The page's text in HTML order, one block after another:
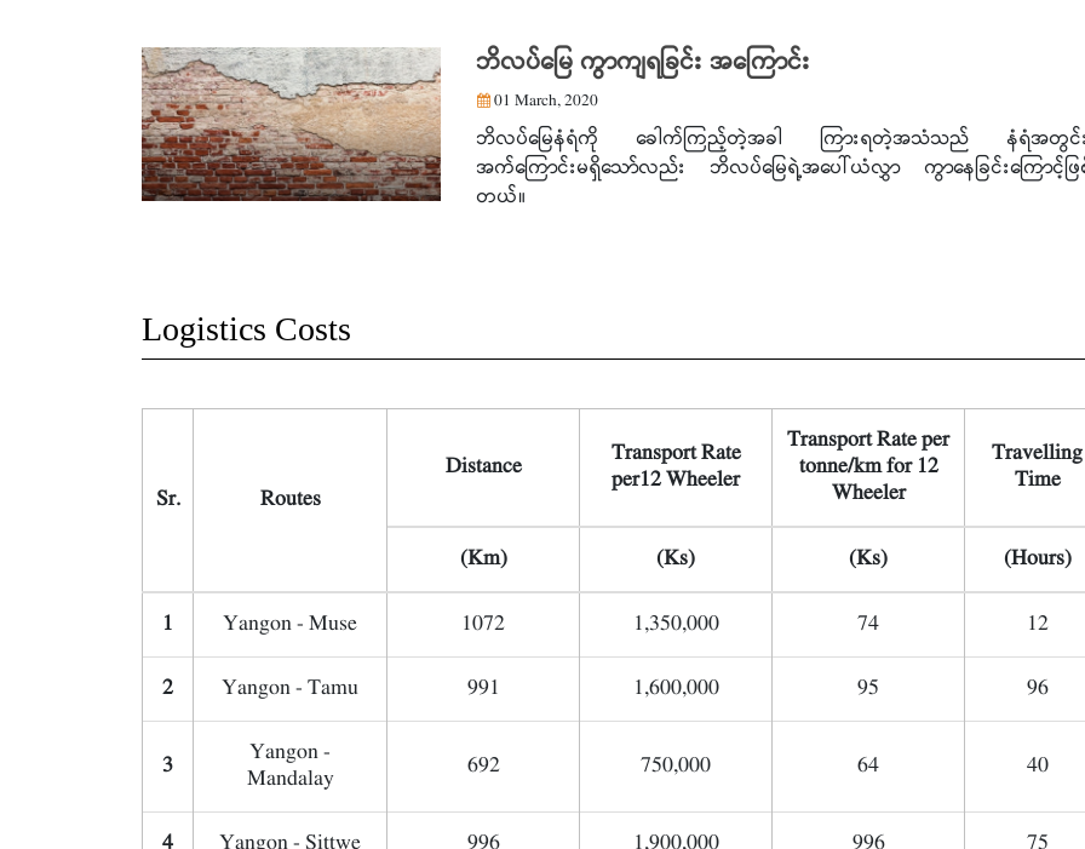
ဘိလပ်မြေ ကွာကျရခြင်း အကြောင်း
01 March, 2020
ဘိလပ်မြေနံရံကို ခေါက်ကြည့်တဲ့အခါ ကြားရတဲ့အသံသည် နံရံအတွင်း
အက်ကြောင်းမရှိသော်လည်း ဘိလပ်မြေရဲ့အပေါ်ယံလွှာ ကွာနေခြင်းကြောင့်ဖြ
တယ်။
Logistics Costs
Sr. Routes
Distance
Transport Rate
per12 Wheeler
Transport Rate per
tonne/km for 12
Wheeler
Travelling
Time
(Km) (Ks) (Ks) (Hours)
1 Yangon - Muse 1072 1,350,000 74 12
2 Yangon - Tamu 991 1,600,000 95 96
3
Yangon -
Mandalay
692 750,000 64 40